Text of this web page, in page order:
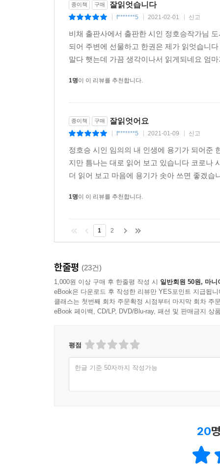
종이책 구매 잘읽엇습니다
f*******5 2021-02-01 신고
비채 출판사에서 출판한 시인 정호승작가님
되어 주변에 선물하고 한권은 제가 읽엇습니
말다 햇는데 가끔 생각이나서 읽게되네요 엄
1명이 이 리뷰를 추천합니다.
종이책 구매 잘읽엇어요
f*******5 2021-01-09 신고
정호승 시인 임의의 내 인생에 용기가 되어준
지만 틈나는 대로 읽어 보고 있습니다 코로나
더 읽어 보고 마음에 용기가 솟아 쓰면 좋겠
1명이 이 리뷰를 추천합니다.
1 2
한줄평 (23건)
1,000원 이상 구매 후 한줄평 작성 시 일반회원 50원, 마니
eBook은 다운로드 후 작성한 리뷰만 YES포인트 지급됩니
클래스는 첫번째 회차 주문확정 시점부터 마지막 회차 주
eBook 페이백, CD/LP, DVD/Blu-ray, 패션 및 판매금지 상
평점
한글 기준 50자까지 작성가능
20